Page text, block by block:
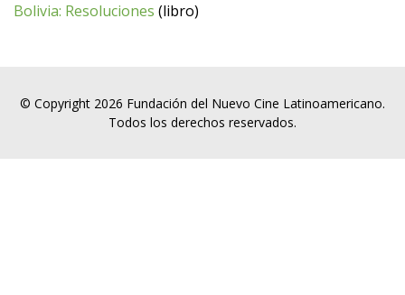
Bolivia: Resoluciones (libro)
© Copyright 2026 Fundación del Nuevo Cine Latinoamericano.
Todos los derechos reservados.